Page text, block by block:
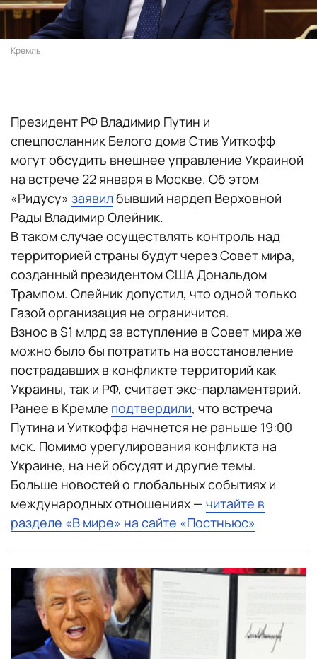
Кремль
Президент РФ Владимир Путин и
спецпосланник Белого дома Стив Уиткофф
могут обсудить внешнее управление Украиной
на встрече 22 января в Москве. Об этом
«Ридусу» заявилбывший нардеп Верховной
Рады Владимир Олейник.
В таком случае осуществлять контроль над
территорией страны будут через Совет мира,
созданный президентом США Дональдом
Трампом. Олейник допустил, что одной только
Газой организация не ограничится.
Взнос в $1 млрд за вступление в Совет мира же
можно было бы потратить на восстановление
пострадавших в конфликте территорий как
Украины, так и РФ, считает экс-парламентарий.
Ранее в Кремле подтвердили, что встреча
Путина и Уиткоффа начнется не раньше 19:00
мск. Помимо урегулирования конфликта на
Украине, на ней обсудят и другие темы.
Больше новостей о глобальных событиях и
международных отношениях — читайте в
разделе «В мире» на сайте «Постньюс»